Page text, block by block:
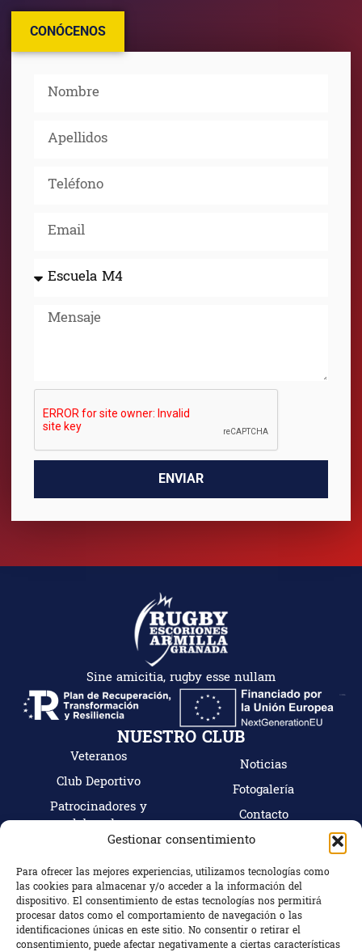
Gestionar consentimiento
Para ofrecer las mejores experiencias, utilizamos tecnologías como
las cookies para almacenar y/o acceder a la información del
dispositivo. El consentimiento de estas tecnologías nos permitirá
procesar datos como el comportamiento de navegación o las
identificaciones únicas en este sitio. No consentir o retirar el
consentimiento, puede afectar negativamente a ciertas características
ENVIAR
CONÓCENOS
Sine amicitia, rugby esse nullam
NUESTRO CLUB
Veteranos
Club Deportivo
Patrocinadores y
colaboradores
Tienda
Hazte socio
Noticias
Fotogalería
Contacto
Mi cuenta
CONTACTO
C/ Camino Bajo Nº18, 18100 Armilla (Granada)
Granada, España